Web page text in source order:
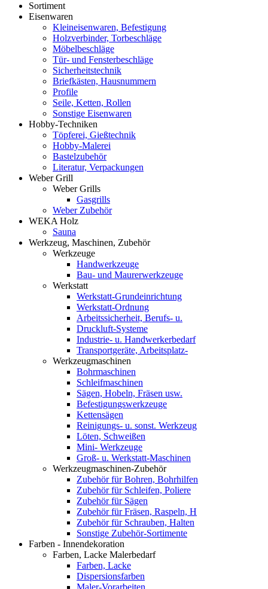
Sortiment
Eisenwaren
Kleineisenwaren, Befestigung
Holzverbinder, Torbeschläge
Möbelbeschläge
Tür- und Fensterbeschläge
Sicherheitstechnik
Briefkästen, Hausnummern
Profile
Seile, Ketten, Rollen
Sonstige Eisenwaren
Hobby-Techniken
Töpferei, Gießtechnik
Hobby-Malerei
Bastelzubehör
Literatur, Verpackungen
Weber Grill
Weber Grills
Gasgrills
Weber Zubehör
WEKA Holz
Sauna
Werkzeug, Maschinen, Zubehör
Werkzeuge
Handwerkzeuge
Bau- und Maurerwerkzeuge
Werkstatt
Werkstatt-Grundeinrichtung
Werkstatt-Ordnung
Arbeitssicherheit, Berufs- u.
Druckluft-Systeme
Industrie- u. Handwerkerbedarf
Transportgeräte, Arbeitsplatz-
Werkzeugmaschinen
Bohrmaschinen
Schleifmaschinen
Sägen, Hobeln, Fräsen usw.
Befestigungswerkzeuge
Kettensägen
Reinigungs- u. sonst. Werkzeug
Löten, Schweißen
Mini- Werkzeuge
Groß- u. Werkstatt-Maschinen
Werkzeugmaschinen-Zubehör
Zubehör für Bohren, Bohrhilfen
Zubehör für Schleifen, Poliere
Zubehör für Sägen
Zubehör für Fräsen, Raspeln, H
Zubehör für Schrauben, Halten
Sonstige Zubehör-Sortimente
Farben - Innendekoration
Farben, Lacke Malerbedarf
Farben, Lacke
Dispersionsfarben
Maler-Vorarbeiten